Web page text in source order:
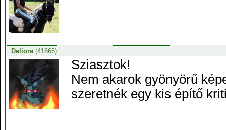
Deliora(41666)
Sziasztok!
Nem akarok gyönyörű
szeretnék egy kis építő